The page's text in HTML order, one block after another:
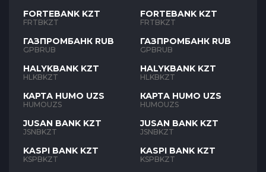
FORTEBANK KZT
FRTBKZT
ГАЗПРОМБАНК RUB
GPBRUB
HALYKBANK KZT
HLKBKZT
КАРТА HUMO UZS
HUMOUZS
JUSAN BANK KZT
JSNBKZT
KASPI BANK KZT
KSPBKZT
FORTEBANK KZT
FRTBKZT
ГАЗПРОМБАНК RUB
GPBRUB
HALYKBANK KZT
HLKBKZT
КАРТА HUMO UZS
HUMOUZS
JUSAN BANK KZT
JSNBKZT
KASPI BANK KZT
KSPBKZT